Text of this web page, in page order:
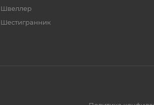
Швеллер
Шестигранник